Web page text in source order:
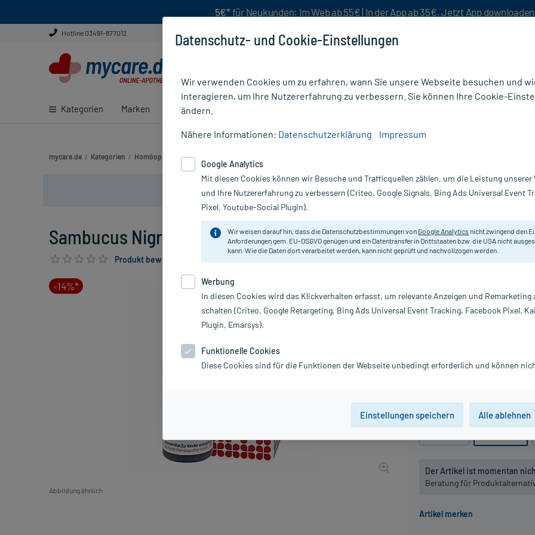
5€* für Neukunden: Im Web ab 55€ | In der App ab 35€. Jetzt App downloaden
Hotline 03491-877012
Kategorien Marken Ratgeber
mycare.de / Kategorien / Homöopathie / Einzelmittel
Nur für kurze Zeit:Gratis-Versand* ab 19€ Mindestbestellwert!
Sambucus Nigra C 12 Globuli, 10 g
Produkt bewerten & PlusHerzen sichern
-14%*
Abbildung ähnlich
inkl. MwSt. zzgl. Versandkosten
Packungseinheit
Der Artikel ist momentan
Beratung für
DHU - Einzelmittel
Homöopathisches Arzneimittel.
PZN:
Hersteller:
Datenschutz- und Cookie-Einstellungen
Wir verwenden Cookies um zu erfahren, wann Sie unsere Webseite besuchen und
interagieren, um Ihre Nutzererfahrung zu verbessern. Sie können Ihre Cookie-
ändern.
Nähere Informationen: Datenschutzerklärung Impressum
Google Analytics
Mit diesen Cookies können wir Besuche und Trafficquellen zählen, um die Leistung unserer
und Ihre Nutzererfahrung zu verbessern (Criteo, Google Signals, Bing Ads Universal Event
Pixel, Youtube-Social Plugin).
Wir weisen darauf hin, dass die Datenschutzbestimmungen vonGoogle Analytics nicht zwingend den
Anforderungen gem. EU-DSGVO genügen und ein Datentransfer in Drittstaaten bzw. die USA nicht
kann. Wie die Daten dort verarbeitet werden, kann nicht geprüft und nachvollzogen werden.
Werbung
In diesen Cookies wird das Klickverhalten erfasst, um relevante Anzeigen und Remarketing
schalten (Criteo, Google Retargeting, Bing Ads Universal Event Tracking, Facebook Pixel,
Plugin, Emarsys).
Funktionelle Cookies
Diese Cookies sind für die Funktionen der Webseite unbedingt erforderlich und können
Einstellungen speichern Alle ablehnen